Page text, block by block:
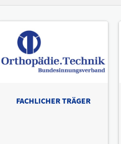
FACHLICHER TRÄGER